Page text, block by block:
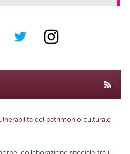
del patrimonio culturale